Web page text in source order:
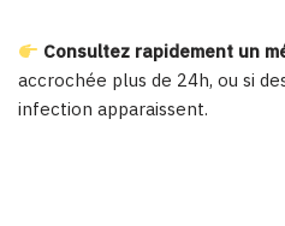
Consultez rapidement un
accrochée plus de 24h, ou si
infection apparaissent.